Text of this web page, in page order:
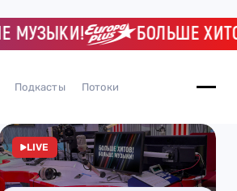
БОЛЬШЕ ХИТОВ!
Подкасты Потоки
LIVE